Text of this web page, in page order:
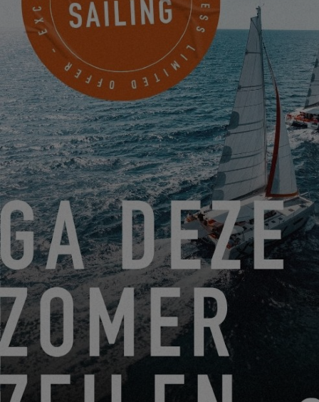
MACHEN SIE JETZT EINEN TERMIN
SEA VENTURES - South Coast
UNIT 17 SWANWICK MARINA SWANWICK
SOUTHAMPTON HAMPSHIRE, Vereinigtes
Königreich
EINEN TERMIN VEREINBAREN